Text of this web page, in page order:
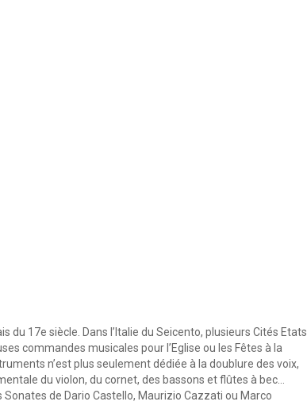
17e siècle. Dans l’Italie du Seicento, plusieurs Cités Etats
commandes musicales pour l’Eglise ou les Fêtes à la
n’est plus seulement dédiée à la doublure des voix,
du violon, du cornet, des bassons et flûtes à bec…
de Dario Castello, Maurizio Cazzati ou Marco